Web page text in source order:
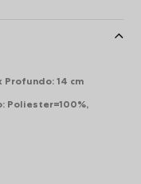
Profundo: 14 cm
Poliester=100%,